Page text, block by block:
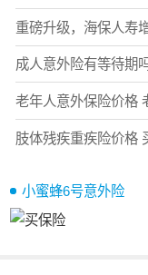
重磅升级，海保人寿
成人意外险有等待期
老年人意外保险价格
肢体残疾重疾险价格
小蜜蜂6号意外险